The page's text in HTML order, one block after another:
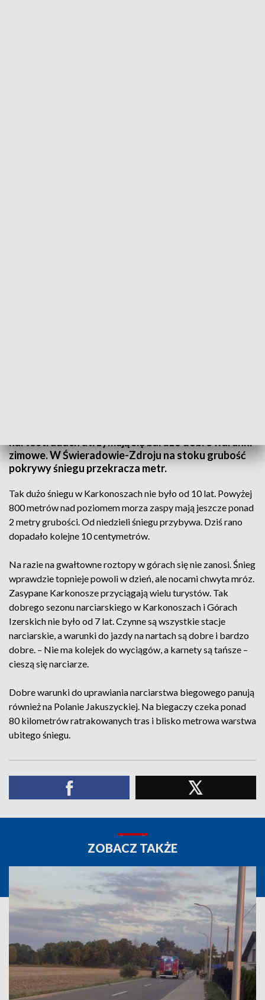
nartostradach utrzymują się bardzo dobre warunki
zimowe. W Świeradowie-Zdroju na stoku grubość
pokrywy śniegu przekracza metr.
Tak dużo śniegu w Karkonoszach nie było od 10 lat. Powyżej
800 metrów nad poziomem morza zaspy mają jeszcze ponad
2 metry grubości. Od niedzieli śniegu przybywa. Dziś rano
dopadało kolejne 10 centymetrów.
Na razie na gwałtowne roztopy w górach się nie zanosi. Śnieg
wprawdzie topnieje powoli w dzień, ale nocami chwyta mróz.
Zasypane Karkonosze przyciągają wielu turystów. Tak
dobrego sezonu narciarskiego w Karkonoszach i Górach
Izerskich nie było od 7 lat. Czynne są wszystkie stacje
narciarskie, a warunki do jazdy na nartach są dobre i bardzo
dobre. – Nie ma kolejek do wyciągów, a karnety są tańsze –
cieszą się narciarze.
Dobre warunki do uprawiania narciarstwa biegowego panują
również na Polanie Jakuszyckiej. Na biegaczy czeka ponad
80 kilometrów ratrakowanych tras i blisko metrowa warstwa
ubitego śniegu.
ZOBACZ TAKŻE